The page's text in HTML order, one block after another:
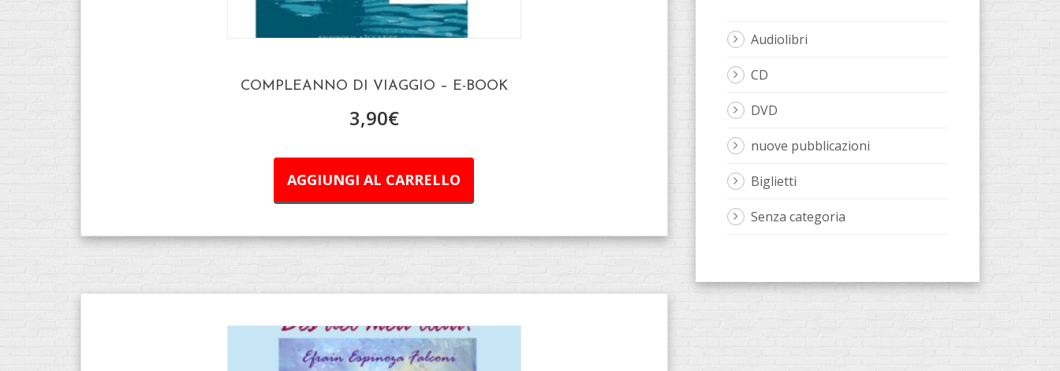
COMPLEANNO DI VIAGGIO – E-BOOK
3,90€
AGGIUNGI AL CARRELLO
Audiolibri
CD
DVD
nuove pubblicazioni
Biglietti
Senza categoria